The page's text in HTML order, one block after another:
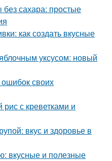
сахара: простые
как создать вкусные
уксусом: новый
своих
с креветками и
вкус и здоровье в
вкусные и полезные